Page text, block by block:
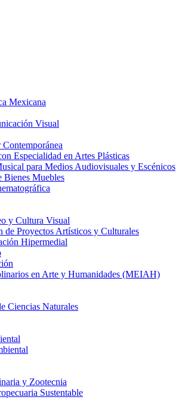
Mexicana
Visual
Especialidad en Artes Plásticas
para Medios Audiovisuales y Escénicos
Bienes Muebles
y Cultura Visual
de Proyectos Artísticos y Culturales
Hipermedial
en Arte y Humanidades (MEIAH)
Ciencias Naturales
y Zootecnia
Sustentable